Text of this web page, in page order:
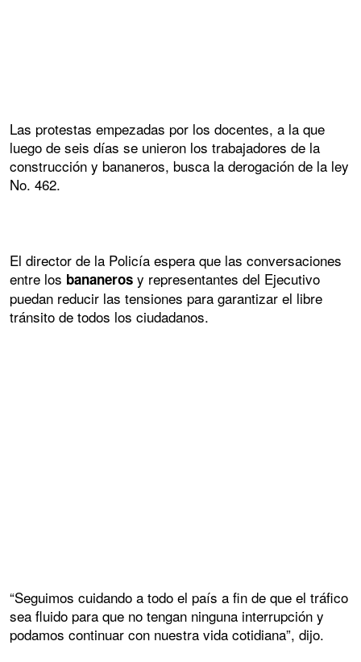
Las protestas empezadas por los docentes, a la que
luego de seis días se unieron los trabajadores de la
construcción y bananeros, busca la derogación de la ley
No. 462.
El director de la Policía espera que las conversaciones
entre los bananeros y representantes del Ejecutivo
puedan reducir las tensiones para garantizar el libre
tránsito de todos los ciudadanos.
“Seguimos cuidando a todo el país a fin de que el tráfico
sea fluido para que no tengan ninguna interrupción y
podamos continuar con nuestra vida cotidiana”, dijo.